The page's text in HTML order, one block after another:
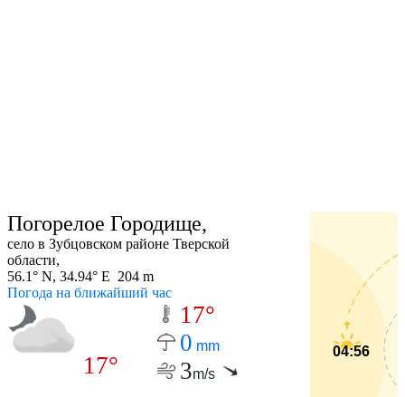
Погорелое Городище,
село в Зубцовском районе Тверской
области,
56.1° N, 34.94° E 204 m
Погода на ближайший час
17°
17°
0 mm
3m/s
04:56